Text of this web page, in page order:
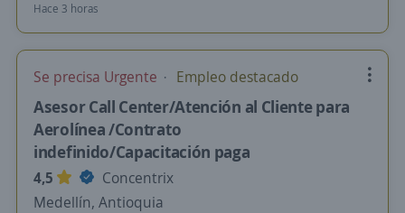
Hace 3 horas
Se precisa Urgente Empleo destacado
Asesor Call Center/Atención al Cliente para
Aerolínea /Contrato
indefinido/Capacitación paga
4,5
Concentrix
Medellín, Antioquia